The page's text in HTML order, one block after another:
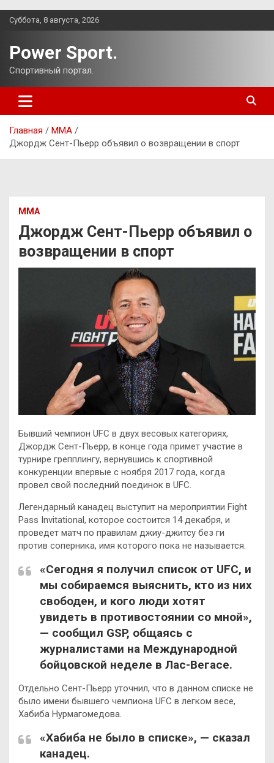
Перейти
Суббота, 8 августа, 2026
Power Sport.
Спортивный портал.
Главная
ММА
Джордж Сент-Пьерр объявил о возвращении в спорт
ММА
Джордж Сент-Пьерр объявил о
возвращении в спорт
Бывший чемпион UFC в двух весовых категориях,
Джордж Сент-Пьерр, в конце года примет участие в
турнире грепплингу, вернувшись к спортивной
конкуренции впервые с ноября 2017 года, когда
провел свой последний поединок в UFC.
Легендарный канадец выступит на мероприятии Fight
Pass Invitational, которое состоится 14 декабря, и
проведет матч по правилам джиу-джитсу без ги
против соперника, имя которого пока не называется.
«Сегодня я получил список от UFC, и
мы собираемся выяснить, кто из них
свободен, и кого люди хотят
увидеть в противостоянии со мной»,
— сообщил GSP, общаясь с
журналистами на Международной
бойцовской неделе в Лас-Вегасе.
Отдельно Сент-Пьерр уточнил, что в данном списке не
было имени бывшего чемпиона UFC в легком весе,
Хабиба Нурмагомедова.
«Хабиба не было в списке», — сказал
канадец.